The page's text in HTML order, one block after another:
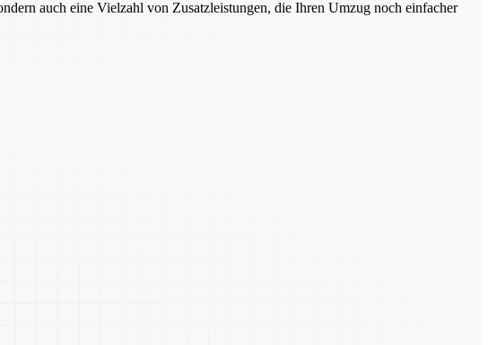
auch eine Vielzahl von Zusatzleistungen, die Ihren Umzug noch einfacher